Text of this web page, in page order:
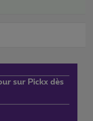
sur Pickx dès